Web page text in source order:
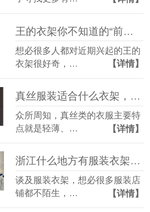
王的衣架你不知道的“前世今生”【华恩衣架】
想必很多人都对近期兴起的王的
衣架很好奇，…
【详情】
真丝服装适合什么衣架，慎重选择很必要【华恩衣架】
众所周知，真丝类的衣服主要特
点就是轻薄、…
【详情】
浙江什么地方有服装衣架批发，你都知道吗【华恩衣架】
谈及服装衣架，想必很多服装店
铺都不陌生，…
【详情】